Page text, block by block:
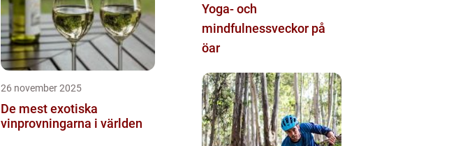
26 november 2025
De mest exotiska
vinprovningarna i världen
Yoga- och
mindfulnessveckor på
öar